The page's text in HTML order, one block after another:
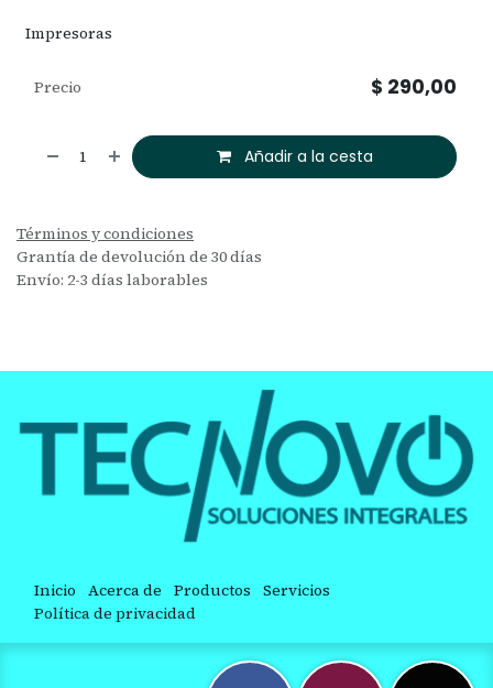
Impresoras
Añadir a la cesta
Precio $ 290,00
Términos y condiciones
Grantía de devolución de 30 días
Envío: 2-3 días laborables
Inicio Acerca de Productos Servicios
Política de privacidad